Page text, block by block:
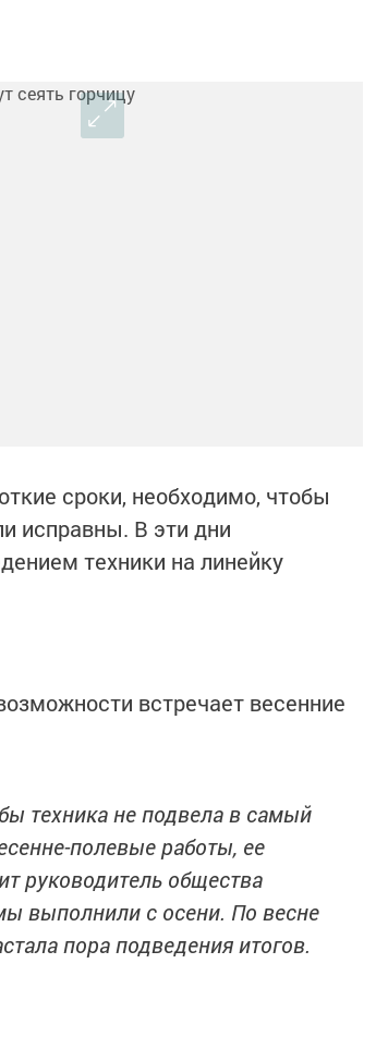
сроки, необходимо, чтобы
исправны. В эти дни
техники на линейку
встречает весенние
техника не подвела в самый
полевые работы, ее
руководитель общества
выполнили с осени. По весне
пора подведения итогов.